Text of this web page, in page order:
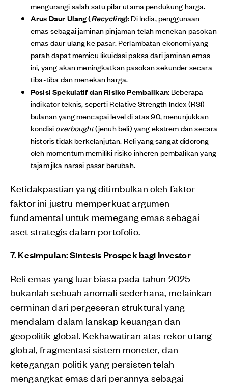
mengurangi salah satu pilar utama pendukung harga.
Arus Daur Ulang (Recycling):Di India, penggunaan
emas sebagai jaminan pinjaman telah menekan pasokan
emas daur ulang ke pasar. Perlambatan ekonomi yang
parah dapat memicu likuidasi paksa dari jaminan emas
ini, yang akan meningkatkan pasokan sekunder secara
tiba-tiba dan menekan harga.
Posisi Spekulatif dan Risiko Pembalikan:Beberapa
indikator teknis, seperti Relative Strength Index (RSI)
bulanan yang mencapai level di atas 90, menunjukkan
kondisioverbought(jenuh beli) yang ekstrem dan secara
historis tidak berkelanjutan. Reli yang sangat didorong
oleh momentum memiliki risiko inheren pembalikan yang
tajam jika narasi pasar berubah.
Ketidakpastian yang ditimbulkan oleh faktor-
faktor ini justru memperkuat argumen
fundamental untuk memegang emas sebagai
aset strategis dalam portofolio.
7. Kesimpulan: Sintesis Prospek bagi Investor
Reli emas yang luar biasa pada tahun 2025
bukanlah sebuah anomali sederhana, melainkan
cerminan dari pergeseran struktural yang
mendalam dalam lanskap keuangan dan
geopolitik global. Kekhawatiran atas rekor utang
global, fragmentasi sistem moneter, dan
ketegangan politik yang persisten telah
mengangkat emas dari perannya sebagai